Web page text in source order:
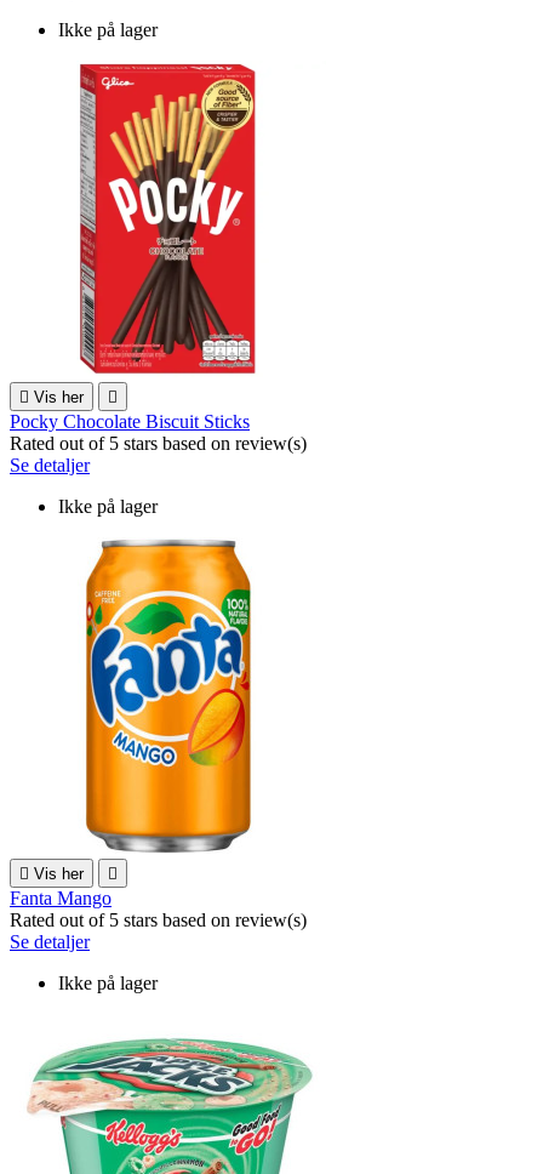
Ikke på lager
 Vis her 
Pocky Chocolate Biscuit Sticks
Rated out of 5 stars based on review(s)
Se detaljer
Ikke på lager
 Vis her 
Fanta Mango
Rated out of 5 stars based on review(s)
Se detaljer
Ikke på lager